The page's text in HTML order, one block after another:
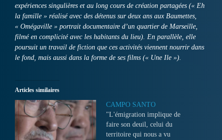
expériences singulières et au long cours de création partagées (« Eh
la famille » réalisé avec des détenus sur deux ans aux Baumettes,
« Omégaville » portrait documentaire d’un quartier de Marseille,
filmé en complicité avec les habitants du lieu). En parallèle, elle
poursuit un travail de fiction que ces activités viennent nourrir dans
le fond, mais aussi dans la forme de ses films (« Une Ile »).
Articles similaires
CAMPO SANTO
"L'émigration implique de
faire son deuil, celui du
territoire qui nous a vu